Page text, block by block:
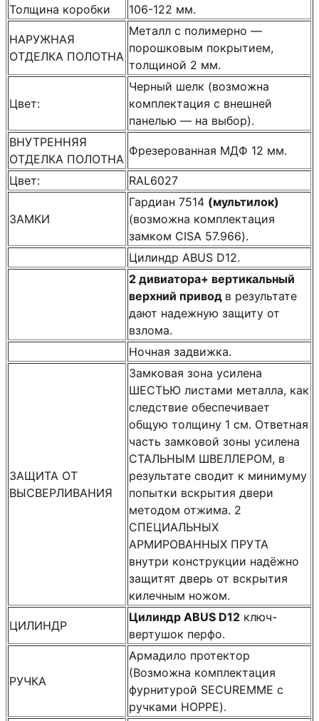
Толщина коробки
106-122 мм.
НАРУЖНАЯ
ОТДЕЛКА ПОЛОТНА
Металл с полимерно —
порошковым покрытием,
толщиной 2 мм.
Цвет:
Черный шелк (возможна
комплектация с внешней
панелью — на выбор).
ВНУТРЕННЯЯ
ОТДЕЛКА ПОЛОТНА
Фрезерованная МДФ 12 мм.
Цвет: RAL6027
ЗАМКИ
Гардиан 7514 (мультилок)
(возможна комплектация
замком CISA 57.966).
Цилиндр ABUS D12.
2 дивиатора+ вертикальный
верхний привод в результате
дают надежную защиту от
взлома.
Ночная задвижка.
ЗАЩИТА ОТ
ВЫСВЕРЛИВАНИЯ
Замковая зона усилена
ШЕСТЬЮ листами металла, как
следствие обеспечивает
общую толщину 1 см. Ответная
часть замковой зоны усилена
СТАЛЬНЫМ ШВЕЛЛЕРОМ, в
результате сводит к минимуму
попытки вскрытия двери
методом отжима. 2
СПЕЦИАЛЬНЫХ
АРМИРОВАННЫХ ПРУТА
внутри конструкции надёжно
защитят дверь от вскрытия
килечным ножом.
ЦИЛИНДР
Цилиндр ABUS D12 ключ-
вертушок перфо.
РУЧКА
Армадило протектор
(Возможна комплектация
фурнитурой SECUREMME с
ручками HOPPE).